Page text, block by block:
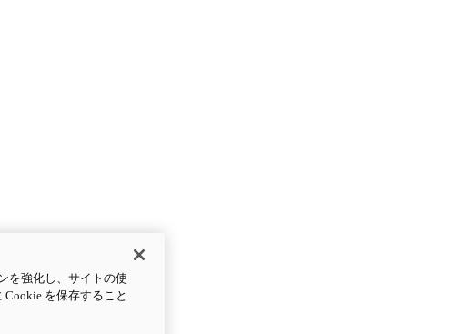
を強化し、サイトの使
を保存すること